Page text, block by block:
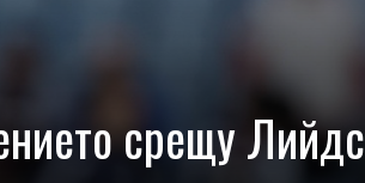
срещу Лийдс